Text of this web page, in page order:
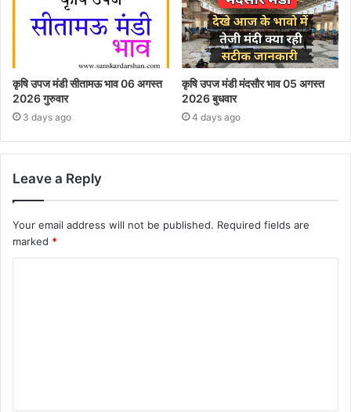
कृषि उपज मंडी सीतामऊ भाव 06 अगस्त
2026 गुरुवार
3 days ago
कृषि उपज मंडी मंदसौर भाव 05 अगस्त
2026 बुधवार
4 days ago
Leave a Reply
Your email address will not be published. Required fields are
marked *